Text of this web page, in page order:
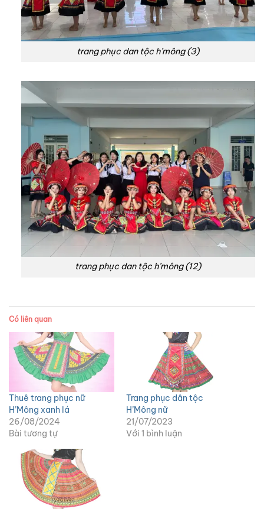
trang phục dan tộc h’mông (3)
trang phục dan tộc h’mông (12)
Có liên quan
Thuê trang phục nữ
H’Mông xanh lá
26/08/2024
Bài tương tự
Trang phục dân tộc
H’Mông nữ
21/07/2023
Với 1 bình luận